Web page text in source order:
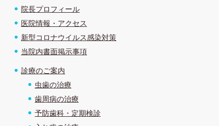
院長プロフィール
医院情報・アクセス
新型コロナウイルス感染対策
当院内書面掲示事項
診療のご案内
虫歯の治療
歯周病の治療
予防歯科・定期検診